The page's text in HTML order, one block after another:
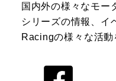
国内外の様々なモー
シリーズの情報、イ
Racingの様々な活動